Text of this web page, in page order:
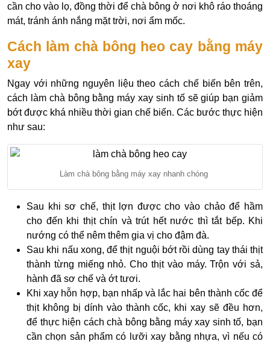
cần cho vào lọ, đồng thời để chà bông ở nơi khô ráo thoáng
mát, tránh ánh nắng mặt trời, nơi ẩm mốc.
Cách làm chà bông heo cay bằng máy
xay
Ngay với những nguyên liệu theo cách chế biến bên trên,
cách làm chà bông bằng máy xay sinh tố sẽ giúp bạn giảm
bớt được khá nhiều thời gian chế biến. Các bước thực hiện
như sau:
Làm chà bông bằng máy xay nhanh chóng
Sau khi sơ chế, thịt lợn được cho vào chảo để hầm
cho đến khi thịt chín và trút hết nước thì tắt bếp. Khi
nướng có thể nêm thêm gia vị cho đậm đà.
Sau khi nấu xong, để thịt nguội bớt rồi dùng tay thái thịt
thành từng miếng nhỏ. Cho thịt vào máy. Trộn với sả,
hành đã sơ chế và ớt tươi.
Khi xay hỗn hợp, bạn nhấp và lắc hai bên thành cốc để
thịt không bị dính vào thành cốc, khi xay sẽ đều hơn,
để thực hiện cách chà bông bằng máy xay sinh tố, bạn
cần chọn sản phẩm có lưỡi xay bằng nhựa, vì nếu có